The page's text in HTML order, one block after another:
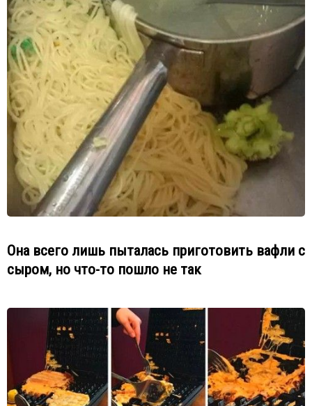
Она всего лишь пыталась приготовить вафли с
сыром, но что-то пошло не так